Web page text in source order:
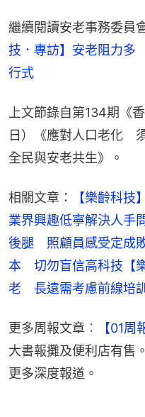
繼續閱讀安老事務委員
技．專訪】安老阻力多
行式
上文節錄自第134期《
日）《應對人口老化　
全民與安老共生》。
相關文章：
【樂齡科
業界興趣低寧解決人手
後腿　照顧員感受定成
本　切勿盲信高科技
老　長遠需考慮前線培訓
更多周報文章︰ 【01周
大書報攤及便利店有售
更多深度報道。